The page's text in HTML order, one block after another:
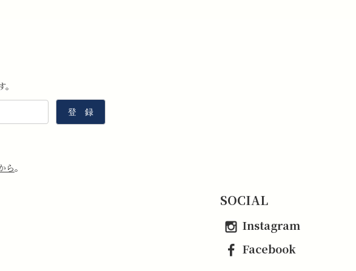
ら。
SOCIAL
Instagram
Facebook